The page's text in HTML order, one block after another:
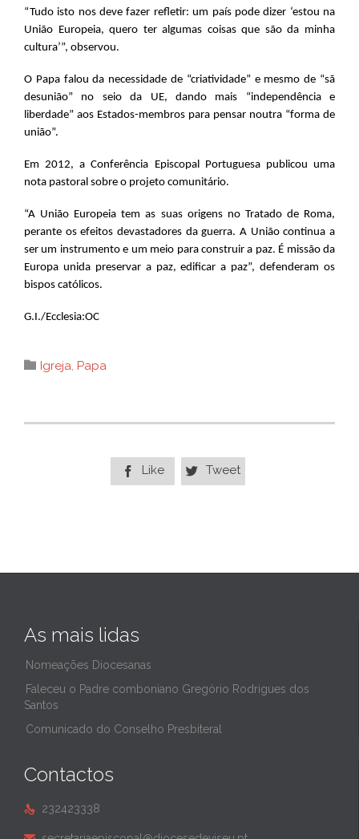
“Tudo isto nos deve fazer refletir: um país pode dizer ‘estou na
União Europeia, quero ter algumas coisas que são da minha
cultura’”, observou.
O Papa falou da necessidade de “criatividade” e mesmo de “sã
desunião” no seio da UE, dando mais “independência e
liberdade” aos Estados-membros para pensar noutra “forma de
união”.
Em 2012, a Conferência Episcopal Portuguesa publicou uma
nota pastoral sobre o projeto comunitário.
“A União Europeia tem as suas origens no Tratado de Roma,
perante os efeitos devastadores da guerra. A União continua a
ser um instrumento e um meio para construir a paz. É missão da
Europa unida preservar a paz, edificar a paz”, defenderam os
bispos católicos.
G.I./Ecclesia:OC
 Category
Igreja, Papa
 Like  Tweet
As mais lidas
Nomeações Diocesanas
Faleceu o Padre comboniano Gregório Rodrigues dos
Santos
Comunicado do Conselho Presbiteral
Contactos
 232423338